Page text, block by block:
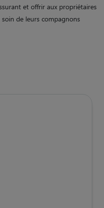
et offrir aux propriétaires
de leurs compagnons